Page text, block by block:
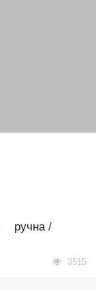
ручна /
3515